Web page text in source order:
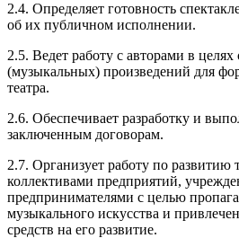
2.4. Определяет готовность
об их публичном исполнении.
2.5. Ведет работу с авторами в
(музыкальных) произведений для
театра.
2.6. Обеспечивает разработку и
заключенным договорам.
2.7. Организует работу по развитию
коллективами предприятий,
предпринимателями с целью
музыкального искусства и
средств на его развитие.